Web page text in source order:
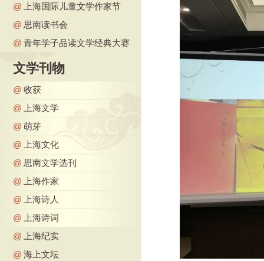
@
上海国际儿童文学作家节
@ 思南读书会
@ 青年学子品读文学经典大赛
文学刊物
@ 收获
@
上海文学
@ 萌芽
@
上海文化
@ 思南文学选刊
@
上海作家
@
上海诗人
@
上海诗词
@
上海纪实
@ 海上文坛